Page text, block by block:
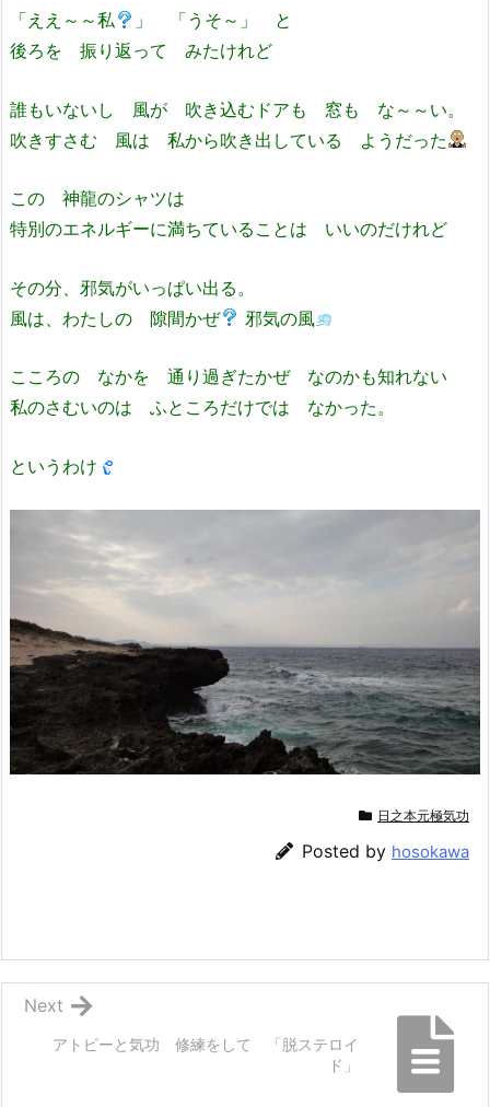
「ええ～～私
」 「うそ～」 と
後ろを 振り返って みたけれど
誰もいないし 風が 吹き込むドアも 窓も な～～い。
吹きすさむ 風は 私から吹き出している ようだった
この 神龍のシャツは
特別のエネルギーに満ちていることは いいのだけれど
その分、邪気がいっぱい出る。
風は、わたしの 隙間かぜ
邪気の風
こころの なかを 通り過ぎたかぜ なのかも知れない
私のさむいのは ふところだけでは なかった。
というわけ
日之本元極気功
Posted by hosokawa
アトピーと気功 修練をして 「脱ステロイ
ド」
Next